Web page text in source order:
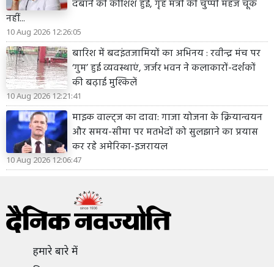
दबाने की कोशिश हुई, गृह मंत्री की चुप्पी महज चूक
नहीं...
10 Aug 2026 12:26:05
बारिश में बदइंतजामियों का अभिनय : रवीन्द्र मंच पर
‘गुम’ हुई व्यवस्थाएं, जर्जर भवन ने कलाकारों-दर्शकों
की बढ़ाई मुश्किलें
10 Aug 2026 12:21:41
माइक वाल्ट्ज का दावा: गाजा योजना के क्रियान्वयन
और समय-सीमा पर मतभेदों को सुलझाने का प्रयास
कर रहे अमेरिका-इजरायल
10 Aug 2026 12:06:47
हमारे बारे में